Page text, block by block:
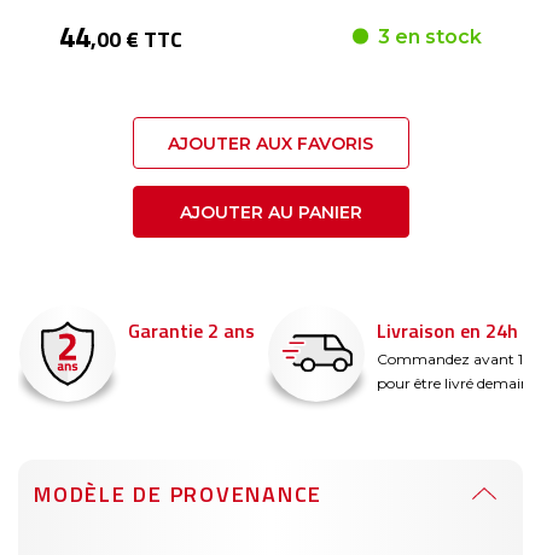
44,00 € TTC 3 en stock
AJOUTER AUX FAVORIS
AJOUTER AU PANIER
Garantie 2 ans Livraison en 24h
Commandez avant 14h
pour être livré demain !
MODÈLE DE PROVENANCE